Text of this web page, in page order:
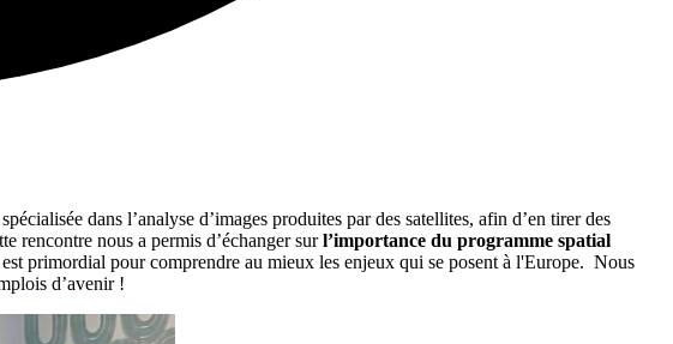
dans l’analyse d’images produites par des satellites, afin d’en tirer des
rencontre nous a permis d’échanger surl’importance du programme spatial
primordial pour comprendre au mieux les enjeux qui se posent à l'Europe. Nous
d’avenir !